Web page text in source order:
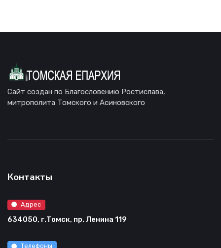
Сайт создан по Благословению Ростислава,
митрополита Томского и Асиновского
Контакты
Адрес
634050, г.Томск, пр. Ленина 119
Телефоны